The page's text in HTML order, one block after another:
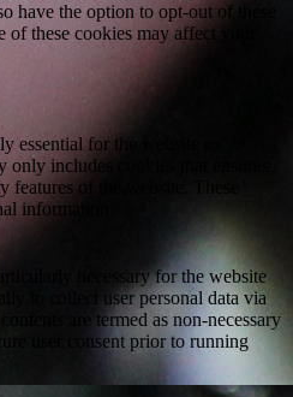
have the option to opt-out of these
these cookies may affect your
essential for the website to
includes cookies that ensures
of the website. These
information.
necessary for the website
to collect user personal data via
are termed as non-necessary
user consent prior to running